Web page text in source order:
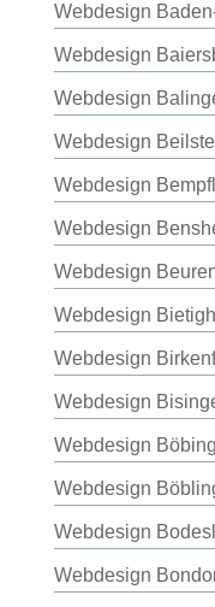
Webdesign
Webdesign
Webdesign
Webdesign
Webdesign
Webdesign
Webdesign
Webdesign
Webdesign
Webdesign
Webdesign
Webdesign
Webdesign
Webdesign